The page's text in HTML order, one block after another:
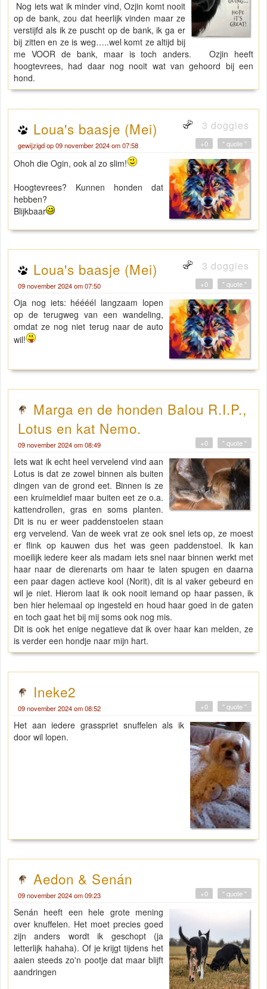
Nog iets wat ik minder vind, Ozjin komt nooit
op de bank, zou dat heerlijk vinden maar ze
verstijfd als ik ze puscht op de bank, ik ga er
bij zitten en ze is weg…..wel komt ze altijd bij
me VOOR de bank, maar is toch anders. Ozjin heeft
hoogtevrees, had daar nog nooit wat van gehoord bij een
hond.
Loua's baasje (Mei) 3 doggies
gewijzigd op 09 november 2024 om 07:58 " quote "
+0
Ohoh die Ogin, ook al zo slim!
Hoogtevrees? Kunnen honden dat
hebben?
Blijkbaar
Loua's baasje (Mei) 3 doggies
09 november 2024 om 07:50 " quote "
+0
Oja nog iets: héééél langzaam lopen
op de terugweg van een wandeling,
omdat ze nog niet terug naar de auto
wil!
Marga en de honden Balou R.I.P.,
Lotus en kat Nemo.
09 november 2024 om 08:49 " quote "
+0
Iets wat ik echt heel vervelend vind aan
Lotus is dat ze zowel binnen als buiten
dingen van de grond eet. Binnen is ze
een kruimeldief maar buiten eet ze o.a.
kattendrollen, gras en soms planten.
Dit is nu er weer paddenstoelen staan
erg vervelend. Van de week vrat ze ook snel iets op, ze moest
er flink op kauwen dus het was geen paddenstoel. Ik kan
moeilijk iedere keer als madam iets snel naar binnen werkt met
haar naar de dierenarts om haar te laten spugen en daarna
een paar dagen actieve kool (Norit), dit is al vaker gebeurd en
wil je niet. Hierom laat ik ook nooit iemand op haar passen, ik
ben hier helemaal op ingesteld en houd haar goed in de gaten
en toch gaat het bij mij soms ook nog mis.
Dit is ook het enige negatieve dat ik over haar kan melden, ze
is verder een hondje naar mijn hart.
Ineke2
09 november 2024 om 08:52 " quote "
+0
Het aan iedere grasspriet snuffelen als ik
door wil lopen.
Aedon & Senán
09 november 2024 om 09:23 " quote "
+0
Senán heeft een hele grote mening
over knuffelen. Het moet precies goed
zijn anders wordt ik geschopt (ja
letterlijk hahaha). Of je krijgt tijdens het
aaien steeds zo'n pootje dat maar blijft
aandringen